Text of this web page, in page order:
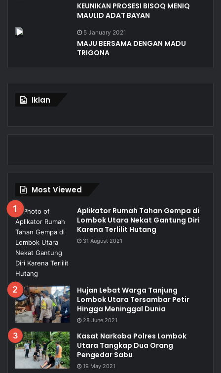
KEUNIKAN PROSESI BISOQ MENIQ
MAULID ADAT BAYAN
5 January 2021
MAJU BERSAMA DENGAN MADU
TRIGONA
Iklan
Most Viewed
Aplikator Rumah Tahan Gempa di
Lombok Utara Nekat Gantung Diri
Karena Terlilit Hutang
31 August 2021
Hujan Lebat Warga Tanjung
Lombok Utara Tersambar Petir
Hingga Meninggal Dunia
28 June 2021
Kasat Narkoba Polres Lombok
Utara Tangkap Dua Orang
Pengedar Sabu
19 May 2021